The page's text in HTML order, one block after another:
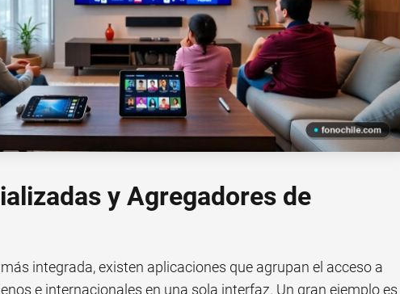
y Agregadores de
integrada, existen aplicaciones que agrupan el acceso a
e internacionales en una sola interfaz. Un gran ejemplo es